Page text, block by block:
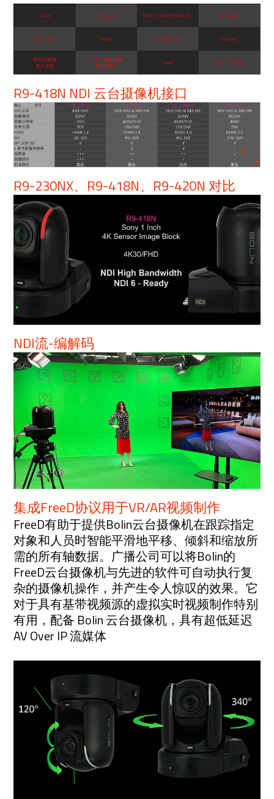
R9-418N NDI 云台摄像机接口
R9-230NX、R9-418N、R9-420N 对比
NDI流-编解码
集成FreeD协议用于VR/AR视频制作
FreeD有助于提供Bolin云台摄像机在跟踪指定
对象和人员时智能平滑地平移、倾斜和缩放所
需的所有轴数据。广播公司可以将Bolin的
FreeD云台摄像机与先进的软件可自动执行复
杂的摄像机操作，并产生令人惊叹的效果。它
对于具有基带视频源的虚拟实时视频制作特别
有用，配备 Bolin 云台摄像机，具有超低延迟
AV Over IP 流媒体